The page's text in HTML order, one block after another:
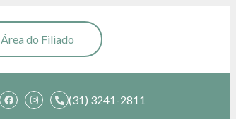
Área do Filiado
(31) 3241-2811